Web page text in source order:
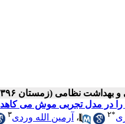
را در مدل تجربی موش می کاهد
*۲ ، آرمین الله وردی۳